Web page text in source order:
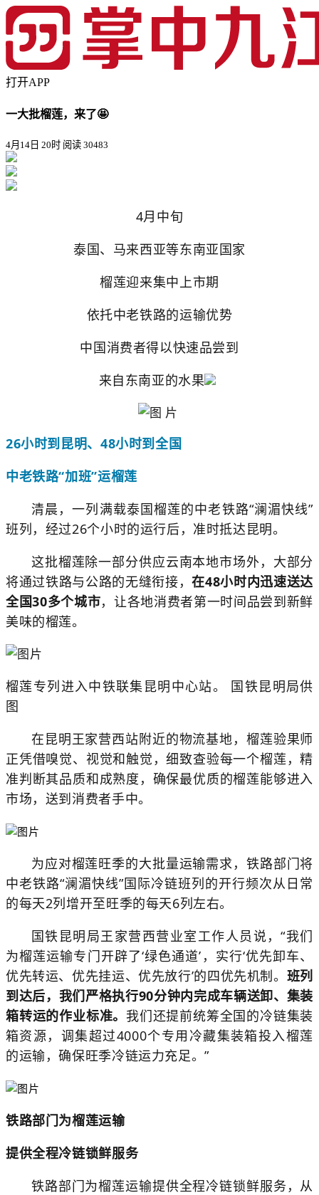
打开APP
一大批榴莲，来了🤩
4月14日 20时 阅读 30483
4月中旬
泰国、马来西亚等东南亚国家
榴莲迎来集中上市期
依托中老铁路的运输优势
中国消费者得以快速品尝到
来自东南亚的水果
26小时到昆明、48小时到全国
中老铁路“加班”运榴莲
清晨，一列满载泰国榴莲的中老铁路“澜湄快线”
班列，经过26个小时的运行后，准时抵达昆明。
这批榴莲除一部分供应云南本地市场外，大部分
将通过铁路与公路的无缝衔接，在48小时内迅速送达
全国30多个城市，让各地消费者第一时间品尝到新鲜
美味的榴莲。
榴莲专列进入中铁联集昆明中心站。 国铁昆明局供
图
在昆明王家营西站附近的物流基地，榴莲验果师
正凭借嗅觉、视觉和触觉，细致查验每一个榴莲，精
准判断其品质和成熟度，确保最优质的榴莲能够进入
市场，送到消费者手中。
为应对榴莲旺季的大批量运输需求，铁路部门将
中老铁路“澜湄快线”国际冷链班列的开行频次从日常
的每天2列增开至旺季的每天6列左右。
国铁昆明局王家营西营业室工作人员说，“我们
为榴莲运输专门开辟了‘绿色通道’，实行‘优先卸车、
优先转运、优先挂运、优先放行’的四优先机制。 班列
到达后，我们严格执行90分钟内完成车辆送卸、集装
箱转运的作业标准。 我们还提前统筹全国的冷链集装
箱资源，调集超过4000个专用冷藏集装箱投入榴莲
的运输，确保旺季冷链运力充足。”
铁路部门为榴莲运输
提供全程冷链锁鲜服务
铁路部门为榴莲运输提供全程冷链锁鲜服务，从